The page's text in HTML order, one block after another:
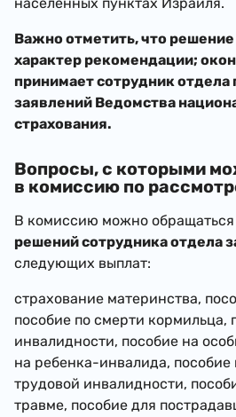
Важно отметить, что
характер рекомендации;
принимает сотрудник
заявлений Ведомства
страхования.
Вопросы, с которыми
в комиссию по
В комиссию можно обращаться
решений сотрудника отдела
следующих выплат:
страхование материнства,
пособие по смерти кормильца,
инвалидности, пособие на
на ребенка-инвалида, пособие
трудовой инвалидности,
травме, пособие для